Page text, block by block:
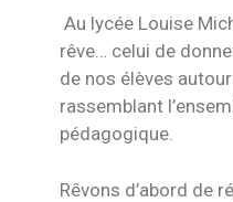
Au lycée Louise
rêve… celui de
de nos élèves
rassemblant
pédagogique.
Rêvons d’abord de